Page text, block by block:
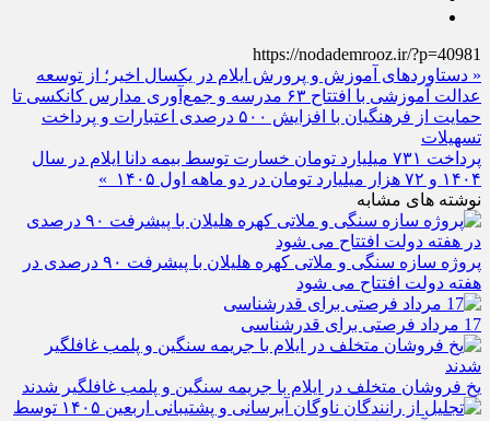
https://nodademrooz.ir/?p=40981
« دستاوردهای آموزش و پرورش ایلام در یکسال اخیر؛ از توسعه
عدالت آموزشی با افتتاح ۶۳ مدرسه و جمع‌آوری مدارس کانکسی تا
حمایت از فرهنگیان با افزایش ۵۰۰ درصدی اعتبارات و پرداخت
تسهیلات
پرداخت ۷۳۱ میلیارد تومان خسارت توسط بیمه دانا ایلام در سال
۱۴۰۴ و ۷۲ هزار میلیارد تومان در دو ماهه اول ۱۴۰۵ »
نوشته های مشابه
پروژه سازه سنگی و ملاتی کهره هلیلان با پیشرفت ۹۰ درصدی در
هفته دولت افتتاح می شود
17 مرداد فرصتی برای قدرشناسی
یخ‌ فروشان متخلف در ایلام با جریمه سنگین و پلمب غافلگیر شدند